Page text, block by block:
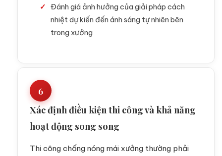
Đánh giá ảnh hưởng của giải pháp cách
nhiệt dự kiến đến ánh sáng tự nhiên bên
trong xưởng
6
Xác định điều kiện thi công và khả năng
hoạt động song song
Thi công chống nóng mái xưởng thường phải